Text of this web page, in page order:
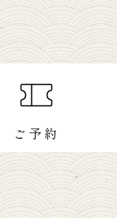
ご予約